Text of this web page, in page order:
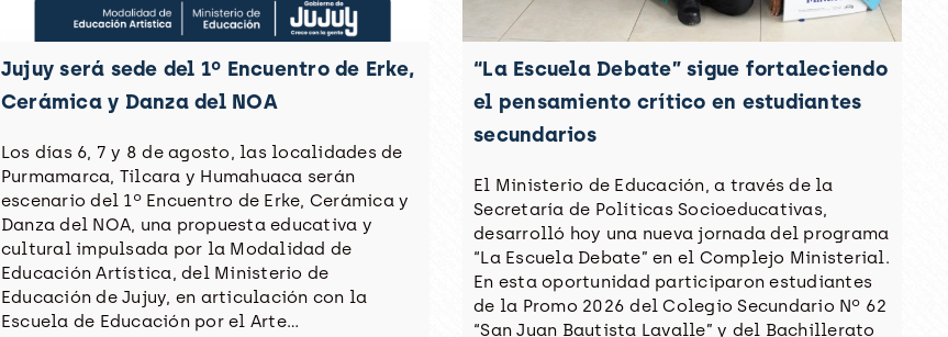
Jujuy será sede del 1º Encuentro de Erke,
Cerámica y Danza del NOA
Los días 6, 7 y 8 de agosto, las localidades de
Purmamarca, Tilcara y Humahuaca serán
escenario del 1º Encuentro de Erke, Cerámica y
Danza del NOA, una propuesta educativa y
cultural impulsada por la Modalidad de
Educación Artística, del Ministerio de
Educación de Jujuy, en articulación con la
Escuela de Educación por el Arte…
“La Escuela Debate” sigue fortaleciendo
el pensamiento crítico en estudiantes
secundarios
El Ministerio de Educación, a través de la
Secretaría de Políticas Socioeducativas,
desarrolló hoy una nueva jornada del programa
“La Escuela Debate” en el Complejo Ministerial.
En esta oportunidad participaron estudiantes
de la Promo 2026 del Colegio Secundario Nº 62
“San Juan Bautista Lavalle” y del Bachillerato